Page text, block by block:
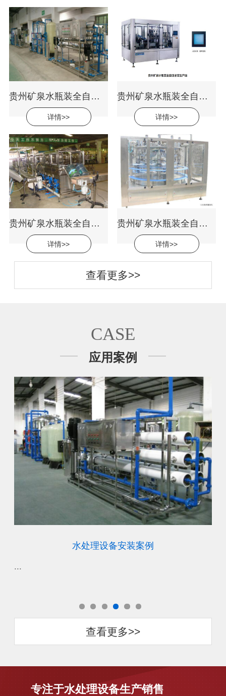
贵州矿泉水瓶装全自动灌装生产线
详情>>
贵州矿泉水瓶装全自动灌装生产线
详情>>
贵州矿泉水瓶装全自动灌装生产线
详情>>
贵州矿泉水瓶装全自动灌装生产线
详情>>
查看更多>>
CASE
应用案例
水处理设备安装案例
...
查看更多>>
专注于水处理设备生产销售